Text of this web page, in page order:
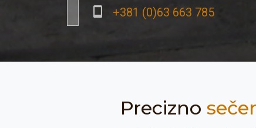
+381 (0)63 663 785
Precizno